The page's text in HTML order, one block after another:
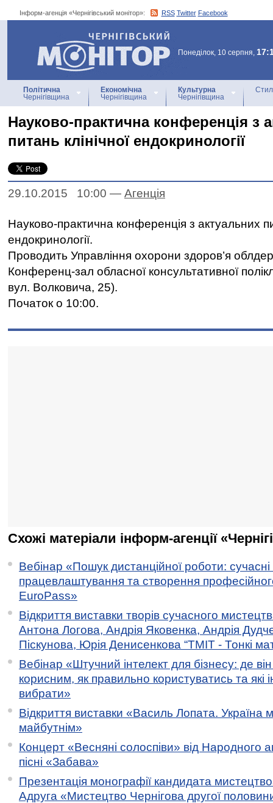
Інформ-агенція «Чернігівський монітор»: RSS Twitter Facebook
Інформ-агенція
«Чернігівський монітор»
Понеділок, 10 серпня,
Політична
Чернігівщина
Економічна
Чернігівщина
Культурна
Чернігівщина
Науково-практична конференція з
питань клінічної ендокринології
29.10.2015 10:00 — Агенцiя
Науково-практична конференція з актуальних
ендокринології.
Проводить Управління охорони здоров’я
Конференц-зал обласної консультативної
вул. Волковича, 25).
Початок о 10:00.
Схожі матеріали інформ-агенції
Вебінар «Пошук дистанційної роботи:
працевлаштування та створення
EuroPass»
Відкриття виставки творів сучасного
Антона Логова, Андрія Яковенка, Андрія
Піскунова, Юрія Денисенкова “ТМІТ - Тонкі
Вебінар «Штучний інтелект для бізнесу: де
корисним, як правильно користуватись та які
вибрати»
Відкриття виставки «Василь Лопата. Україна
майбутнім»
Концерт «Весняні солоспіви» від Народного
пісні «Забава»
Презентація монографії кандидата
Адруга «Мистецтво Чернігова другої